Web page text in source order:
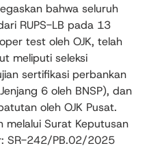
bahwa seluruh
RUPS-LB pada 13
test oleh OJK, telah
meliputi seleksi
sertifikasi perbankan
6 oleh BNSP), dan
oleh OJK Pusat.
melalui Surat Keputusan
SR-242/PB.02/2025